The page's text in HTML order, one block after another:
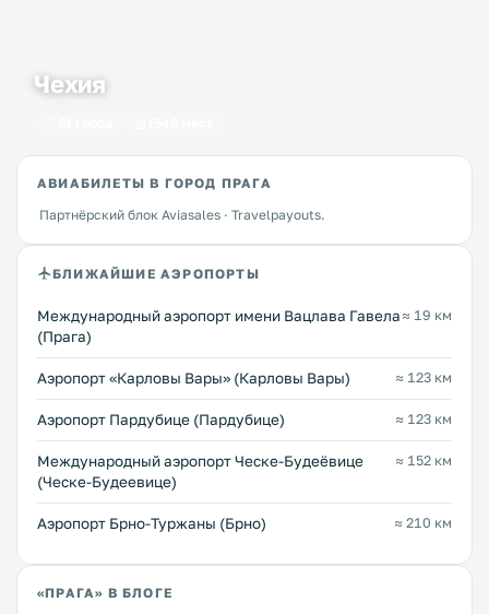
Чехия
АВИАБИЛЕТЫ В ГОРОД ПРАГА
Партнёрский блок Aviasales · Travelpayouts.
БЛИЖАЙШИЕ АЭРОПОРТЫ
Международный аэропорт имени Вацлава Гавела
(Прага)
≈ 19 км
Аэропорт «Карловы Вары» (Карловы Вары) ≈ 123 км
Аэропорт Пардубице (Пардубице) ≈ 123 км
Международный аэропорт Ческе-Будеёвице
(Ческе-Будеевице)
≈ 152 км
Аэропорт Брно-Туржаны (Брно) ≈ 210 км
«ПРАГА» В БЛОГЕ